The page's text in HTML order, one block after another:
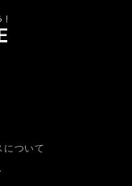
について